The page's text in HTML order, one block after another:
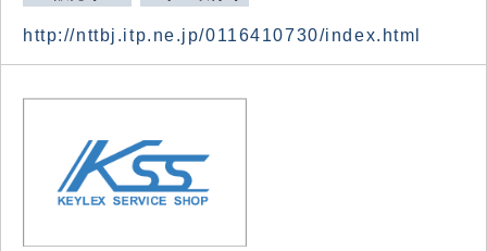
http://nttbj.itp.ne.jp/0116410730/index.html